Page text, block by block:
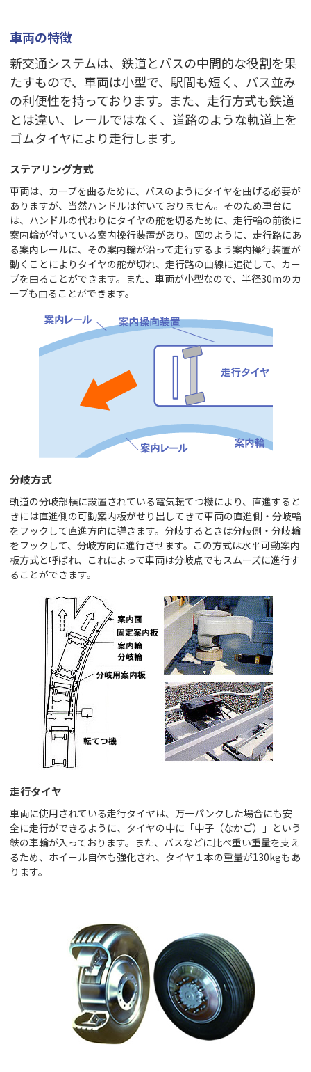
車両の特徴
新交通システムは、鉄道とバスの中間的な役割を果
たすもので、車両は小型で、駅間も短く、バス並み
の利便性を持っております。また、走行方式も鉄道
とは違い、レールではなく、道路のような軌道上を
ゴムタイヤにより走行します。
ステアリング方式
車両は、カーブを曲るために、バスのようにタイヤを曲げる必要が
ありますが、当然ハンドルは付いておりません。そのため車台に
は、ハンドルの代わりにタイヤの舵を切るために、走行輪の前後に
案内輪が付いている案内操行装置があり。図のように、走行路にあ
る案内レールに、その案内輪が沿って走行するよう案内操行装置が
動くことによりタイヤの舵が切れ、走行路の曲線に追従して、カー
ブを曲ることができます。また、車両が小型なので、半径30mのカ
ーブも曲ることができます。
分岐方式
軌道の分岐部横に設置されている電気転てつ機により、直進すると
きには直進側の可動案内板がせり出してきて車両の直進側・分岐輪
をフックして直進方向に導きます。分岐するときは分岐側・分岐輪
をフックして、分岐方向に進行させます。この方式は水平可動案内
板方式と呼ばれ、これによって車両は分岐点でもスムーズに進行す
ることができます。
走行タイヤ
車両に使用されている走行タイヤは、万一パンクした場合にも安
全に走行ができるように、タイヤの中に「中子（なかご）」という
鉄の車輪が入っております。また、バスなどに比べ重い重量を支え
るため、ホイール自体も強化され、タイヤ１本の重量が130kgもあ
ります。